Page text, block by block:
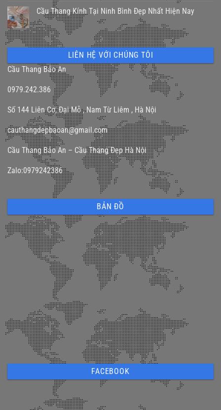
Cầu Thang Kính Tại Ninh Bình Đẹp Nhất Hiện Nay
LIÊN HỆ VỚI CHÚNG TÔI
Cầu Thang Bảo An
0979.242.386
Số 144 Liên Cơ, Đại Mỗ , Nam Từ Liêm , Hà Nội
cauthangdepbaoan@gmail.com
Cầu Thang Bảo An – Cầu Thang Đẹp Hà Nội
Zalo:0979242386
BẢN ĐỒ
FACEBOOK